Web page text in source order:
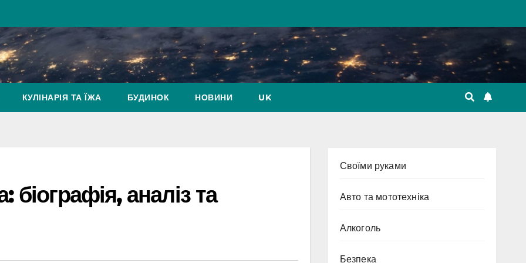
КУЛІНАРІЯ ТА ЇЖА БУДИНОК НОВИНИ UK
аналіз та
Cвоїми руками
Авто та мототехніка
Алкоголь
Безпека